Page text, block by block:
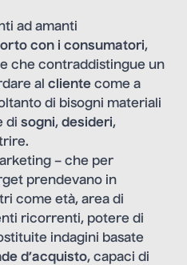
ad amanti
con i consumatori,
che contraddistingue un
al cliente come a
di bisogni materiali
di sogni, desideri,
– che per
prendevano in
come età, area di
ricorrenti, potere di
indagini basate
d’acquisto, capaci di